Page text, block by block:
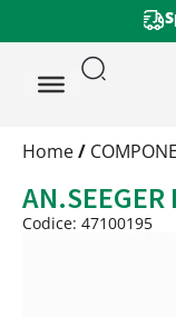
Trattamento
Peso
Quantità
Home/
Codice: 47100195